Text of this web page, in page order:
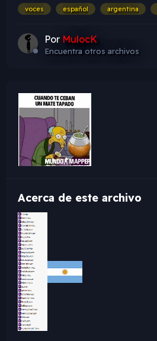
voces español argentina
Por MulocK
Encuentra otros archivos
Acerca de este archivo